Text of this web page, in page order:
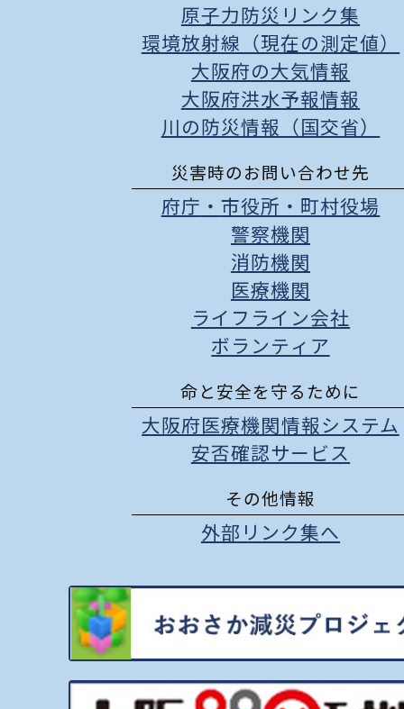
原子力防災リンク集
環境放射線（現在の測定値）
大阪府の大気情報
大阪府洪水予報情報
川の防災情報（国交省）
災害時のお問い合わせ先
府庁 ・ 市役所 ・ 町村役場
警察機関
消防機関
医療機関
ライフライン会社
ボランティア
命と安全を守るために
大阪府医療機関情報システム
安否確認サービス
その他情報
外部リンク集へ